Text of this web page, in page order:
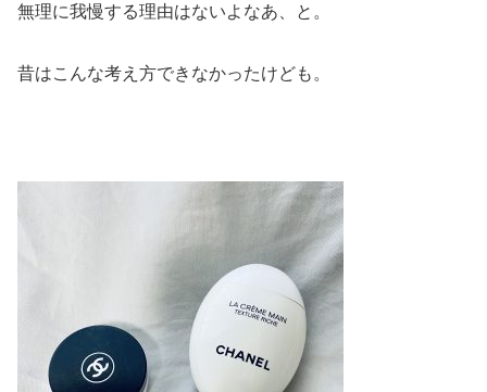
無理に我慢する理由はないよなあ、と。
昔はこんな考え方できなかったけども。